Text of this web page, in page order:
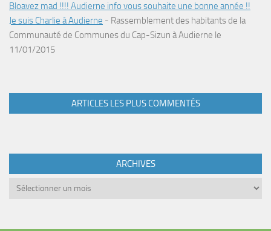
Bloavez mad !!!! Audierne info vous souhaite une bonne année !!
Je suis Charlie à Audierne - Rassemblement des habitants de la
Communauté de Communes du Cap-Sizun à Audierne le
11/01/2015
ARTICLES LES PLUS COMMENTÉS
ARCHIVES
Archives